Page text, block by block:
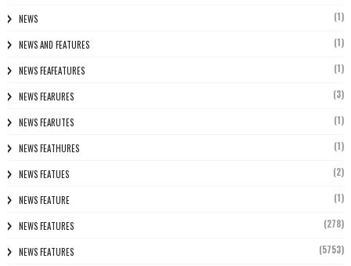
NEWS (1)
NEWS AND FEATURES (1)
NEWS FEAFEATURES (1)
NEWS FEARURES (3)
NEWS FEARUTES (1)
NEWS FEATHURES (1)
NEWS FEATUES (2)
NEWS FEATURE (1)
NEWS FEATURES (278)
NEWS FEATURES (5753)